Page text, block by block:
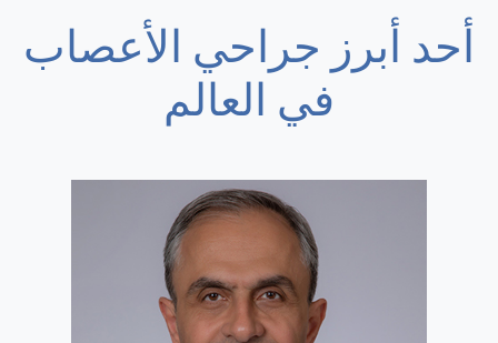
أحد أبرز جراحي الأعصاب
في العالم